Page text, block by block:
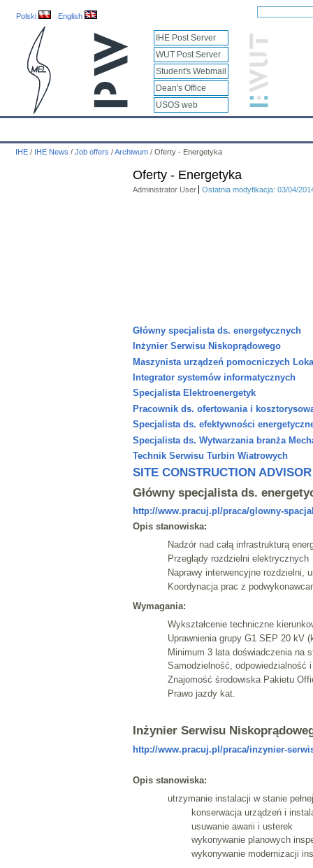
Polski English
IHE Post Server
WUT Post Server
Student's Webmail
Dean's Office
USOS web
IHE / IHE News / Job offers /Archiwum / Oferty - Energetyka
Oferty - Energetyka
Administrator User Ostatnia modyfikacja: 03/04/
Główny specjalista ds. energetycznych
Inżynier Serwisu Niskoprądowego
Maszynista urządzeń pomocniczych
Integrator systemów informatycznych
Specjalista Elektroenergetyk
Pracownik ds. ofertowania i
Specjalista ds. efektywności
Specjalista ds. Wytwarzania branża
Technik Serwisu Turbin Wiatrowych
SITE CONSTRUCTION ADVISOR
Główny specjalista ds.
http://www.pracuj.pl/praca/glowny-
Opis stanowiska:
Nadzór nad całą infrastrukturą
Przeglądy rozdzielni elektrycznych
Naprawy interwencyjne rozdzielni,
Koordynacja prac z
Wymagania:
Wykształcenie techniczne
Uprawnienia grupy G1 SEP 20 kV
Minimum 3 lata doświadczenia na
Samodzielność, odpowiedzialność
Znajomość środowiska Pakietu
Prawo jazdy kat.
Inżynier Serwisu
http://www.pracuj.pl/praca/inzynier-
Opis stanowiska:
utrzymanie instalacji w stanie
konserwacja urządzeń i
usuwanie awarii i usterek
wykonywanie planowych
wykonywanie modernizacji